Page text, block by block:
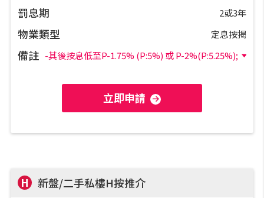
中原按揭標籤優惠
按揭計算
轉按計算
罰息期 2或3年
物業類型 定息按揭
備註 -其後按息低至P-1.75% (P:5%) 或 P-2%(P:5.25%);
立即申請
H 新盤/二手私樓H按推介